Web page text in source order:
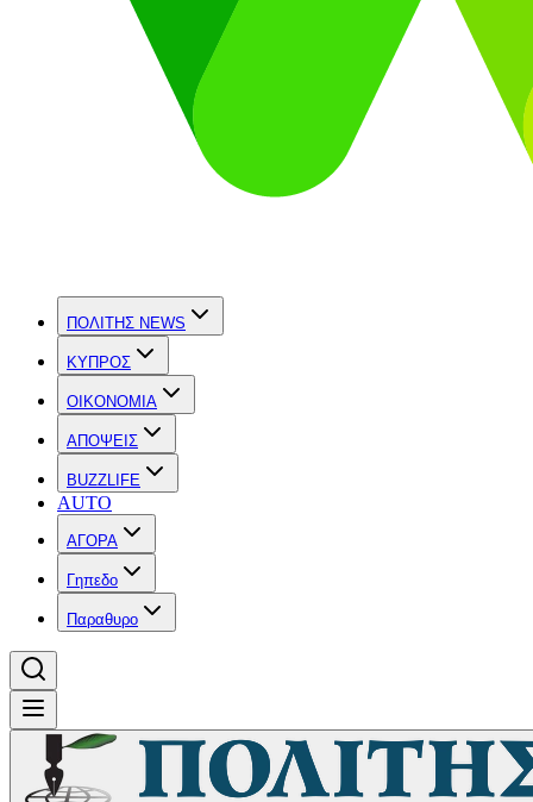
ΠΟΛΙΤΗΣ NEWS
ΚΥΠΡΟΣ
OIKONOMIA
ΑΠΟΨΕΙΣ
BUZZLIFE
AUTO
ΑΓΟΡΑ
Γηπεδο
Παραθυρο